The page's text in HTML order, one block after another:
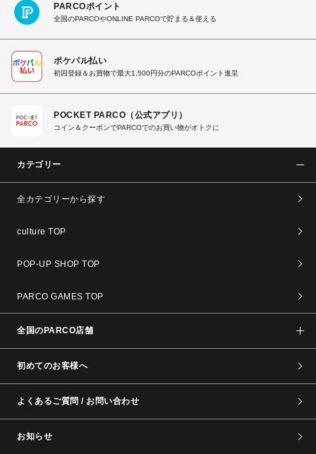
PARCOポイント
全国のPARCOやONLINE PARCOで貯まる＆使える
ポケパル払い
初回登録＆お買物で最大1,500円分のPARCOポイント進呈
POCKET PARCO（公式アプリ）
コイン＆クーポンでPARCOでのお買い物がオトクに
カテゴリー
全カテゴリーから探す
culture TOP
POP-UP SHOP TOP
PARCO GAMES TOP
全国のPARCO店舗
初めてのお客様へ
よくあるご質問 / お問い合わせ
お知らせ